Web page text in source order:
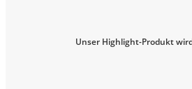
Unser Highlight-Produkt